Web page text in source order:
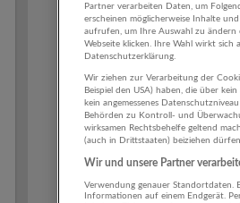
dass
Partner verarbeiten Daten, um
erscheinen möglicherweise Inhalte
aufrufen, um Ihre Auswahl zu ändern
Webseite klicken. Ihre Wahl wirkt
Datenschutzerklärung.
Wir ziehen zur Verarbeitung der
Beispiel den USA) haben, die über
kein angemessenes
Behörden zu Kontroll- und
wirksamen Rechtsbehelfe geltend
(auch in Drittstaaten) beiziehen dürfen.
Wir und unsere Partner
Verwendung genauer Standortdaten.
Informationen auf einem Endgerät.